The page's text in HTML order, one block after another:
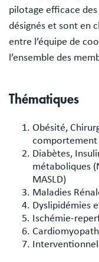
pilotage efficace
désignés et sont en
entre l’équipe de
l’ensemble des
Thématiques
Obésité,
Diabètes,
métaboliques
MASLD)
Maladies
Dyslipidémies
Ischémie-